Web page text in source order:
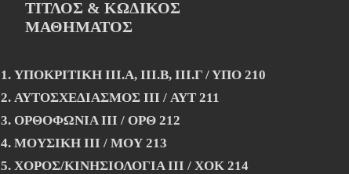
ΤΙΤΛΟΣ & ΚΩΔΙΚΟΣ
ΜΑΘΗΜΑΤΟΣ
ΥΠΟΚΡΙΤΙΚΗ III.Α, ΙΙΙ.Β, ΙΙΙ.Γ / ΥΠΟ 210
ΑΥΤΟΣΧΕΔΙΑΣΜΟΣ ΙΙI / ΑΥΤ 211
ΟΡΘΟΦΩΝΙΑ ΙΙΙ / ΟΡΘ 212
ΜΟΥΣΙΚΗ ΙΙΙ / ΜΟΥ 213
ΧΟΡΟΣ/ΚΙΝΗΣΙΟΛΟΓΙΑ ΙΙΙ / ΧΟΚ 214